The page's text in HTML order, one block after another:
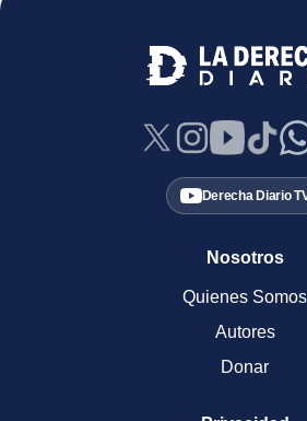
Derecha Diario
Nosotros
Quienes Somos
Autores
Donar